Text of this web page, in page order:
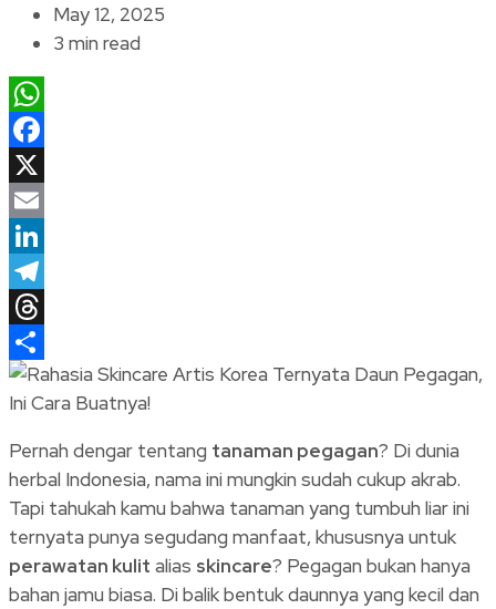
May 12, 2025
3 min read
WhatsApp
Facebook
X
Email
LinkedIn
Telegram
Threads
Share
Pernah dengar tentang tanaman pegagan? Di dunia
herbal Indonesia, nama ini mungkin sudah cukup akrab.
Tapi tahukah kamu bahwa tanaman yang tumbuh liar ini
ternyata punya segudang manfaat, khususnya untuk
perawatan kulit alias skincare? Pegagan bukan hanya
bahan jamu biasa. Di balik bentuk daunnya yang kecil dan